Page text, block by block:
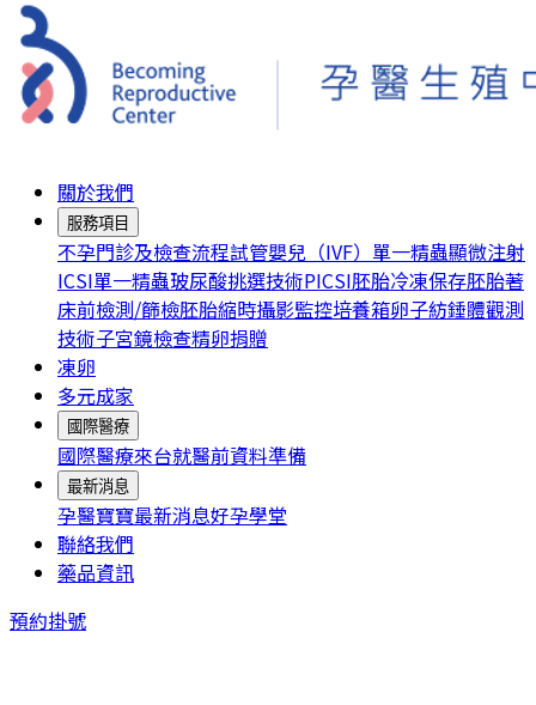
關於我們
服務項目
不孕門診及檢查流程試管嬰兒（IVF） 單一精蟲顯微注射
ICSI單一精蟲玻尿酸挑選技術PICSI胚胎冷凍保存胚胎著
床前檢測/篩檢胚胎縮時攝影監控培養箱卵子紡錘體觀測
技術子宮鏡檢查精卵捐贈
凍卵
多元成家
國際醫療
國際醫療來台就醫前資料準備
最新消息
孕醫寶寶最新消息好孕學堂
聯絡我們
藥品資訊
預約掛號